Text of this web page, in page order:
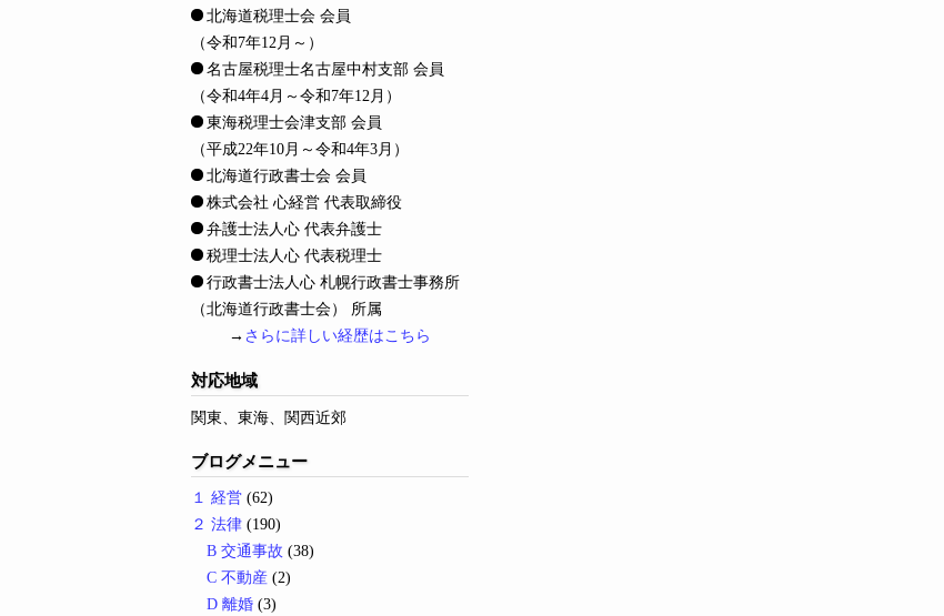
北海道税理士会 会員
（令和7年12月～）
名古屋税理士名古屋中村支部 会員
（令和4年4月～令和7年12月）
東海税理士会津支部 会員
（平成22年10月～令和4年3月）
北海道行政書士会 会員
株式会社 心経営 代表取締役
弁護士法人心 代表弁護士
税理士法人心 代表税理士
行政書士法人心 札幌行政書士事務所
（北海道行政書士会） 所属
→ さらに詳しい経歴はこちら
対応地域
関東、東海、関西近郊
ブログメニュー
１ 経営 (62)
２ 法律 (190)
B 交通事故 (38)
C 不動産 (2)
D 離婚 (3)